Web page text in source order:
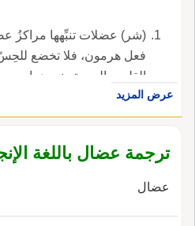
(شر) عضلات تنبِّهها مراكزُ
فعل هرمون، فلا تخضع
القلب والمعدة ونحوهما.
عرض المزيد
ترجمة عضال باللغة
عضال